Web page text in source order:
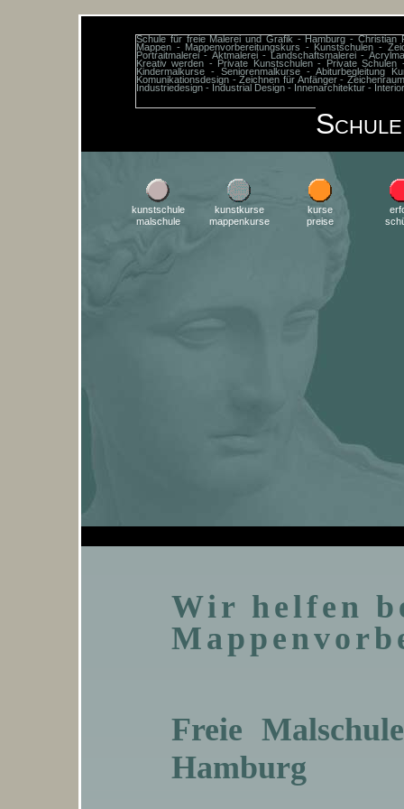
Schule für freie Malerei und Grafik - Hamburg - Christian
Mappen - Mappenvorbereitungskurs - Kunstschulen -
Portraitmalerei - Aktmalerei - Landschaftsmalerei -
Kreativ werden - Private Kunstschulen - Private
Kindermalkurse - Seniorenmalkurse -
Komunikationsdesign - Zeichnen für Anfänger -
Industriedesign - Industrial Design - Innenarchitektur -
S
kunstschule
malschule
kunstkurse
mappenkurse
kurse
preise
Wir helfen
Freie
Hamburg